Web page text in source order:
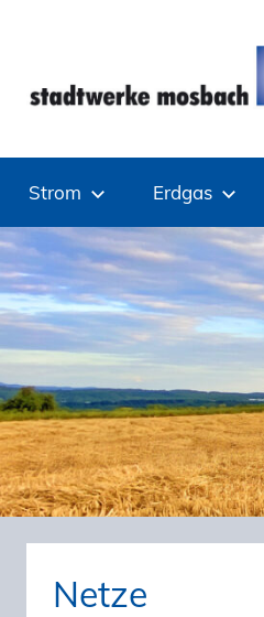
springen
Stadtwerke
Mosbach
Strom Erdgas
Netze